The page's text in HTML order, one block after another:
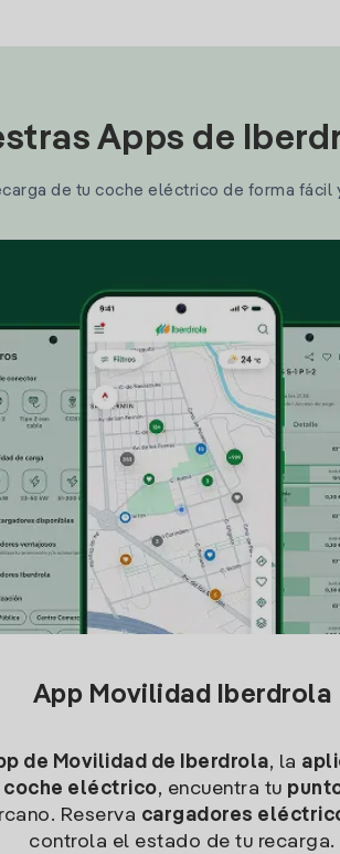
Apps de
de tu coche eléctrico de forma fácil
App Movilidad Iberdrola
de Movilidad de Iberdrola, la
coche eléctrico, encuentra tu
Reserva cargadores
controla el estado de tu recarga.